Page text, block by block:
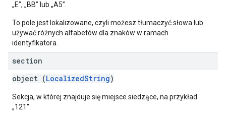
„E”, „BB” lub „A5”.
To pole jest lokalizowane, czyli możesz tłumaczyć słowa lub
używać różnych alfabetów dla znaków w ramach
identyfikatora.
section
object (LocalizedString)
Sekcja, w której znajduje się miejsce siedzące, na przykład
„121”.